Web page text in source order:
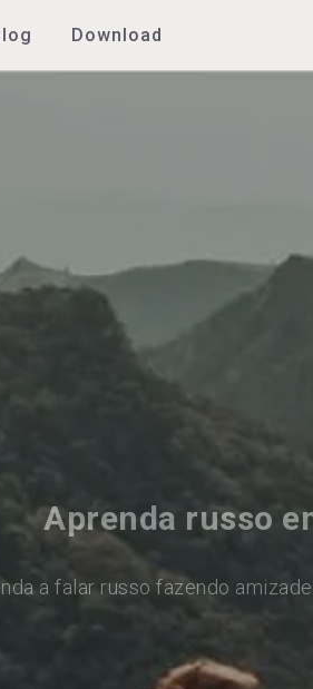
Download
Aprenda russo
a falar russo fazendo